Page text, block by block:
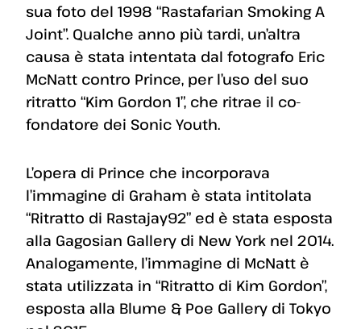
sua foto del 1998 “Rastafarian Smoking A
Joint”. Qualche anno più tardi, un’altra
causa è stata intentata dal fotografo Eric
McNatt contro Prince, per l’uso del suo
ritratto “Kim Gordon 1”, che ritrae il co-
fondatore dei Sonic Youth.
L’opera di Prince che incorporava
l’immagine di Graham è stata intitolata
“Ritratto di Rastajay92” ed è stata esposta
alla Gagosian Gallery di New York nel 2014.
Analogamente, l’immagine di McNatt è
stata utilizzata in “Ritratto di Kim Gordon”,
esposta alla Blume & Poe Gallery di Tokyo